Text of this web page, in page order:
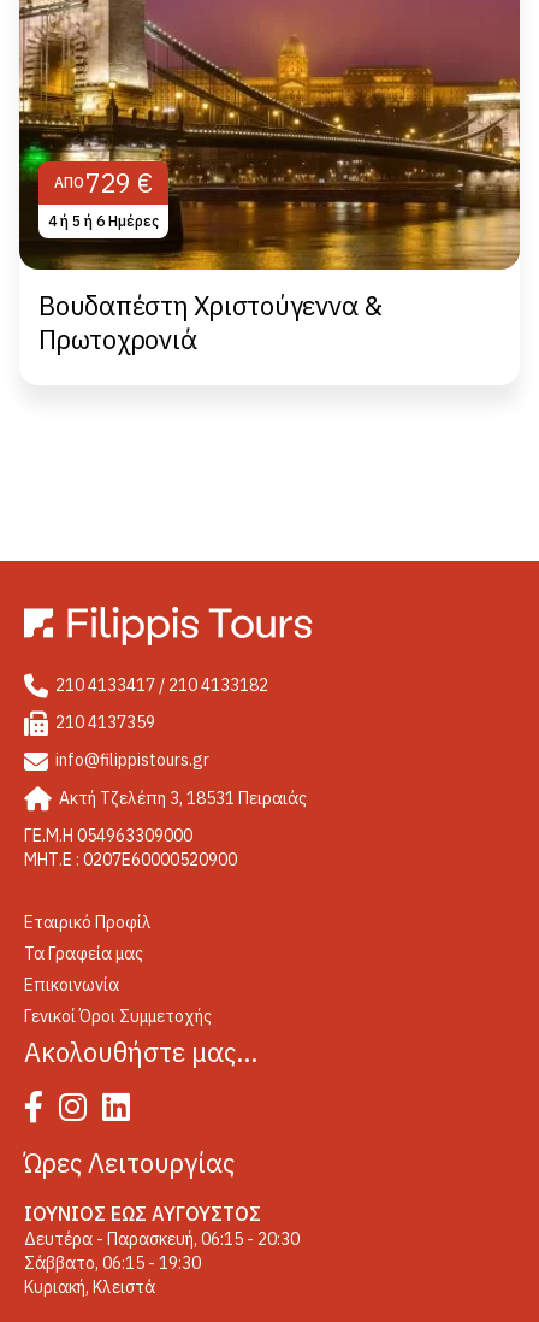
ΑΠΌ 729 €
4 ή 5 ή 6 Ημέρες
Βουδαπέστη Χριστούγεννα &
Πρωτοχρονιά
210 4133417 / 210 4133182
210 4137359
info@filippistours.gr
Ακτή Τζελέπη 3, 18531 Πειραιάς
ΓΕ.Μ.Η 054963309000
ΜΗΤ.Ε : 0207Ε60000520900
Εταιρικό Προφίλ
Τα Γραφεία μας
Επικοινωνία
Γενικοί Όροι Συμμετοχής
Ακολουθήστε μας…
Ώρες Λειτουργίας
ΙΟΎΝΙΟΣ ΈΩΣ ΑΎΓΟΥΣΤΟΣ
Δευτέρα - Παρασκευή, 06:15 - 20:30
Σάββατο, 06:15 - 19:30
Κυριακή, Κλειστά